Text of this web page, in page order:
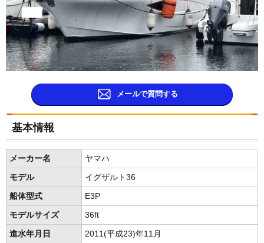
メールで質問する
基本情報
メーカー名 ヤマハ
モデル イグザルト36
船体型式 E3P
モデルサイズ 36ft
進水年月日 2011(平成23)年11月